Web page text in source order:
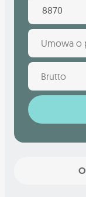
Umowa o
Brutto